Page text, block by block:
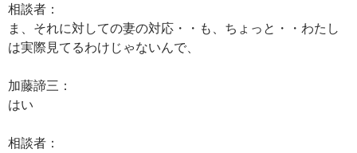
相談者：
ま、それに対しての妻の対応・・も、ちょっと・・わたし
は実際見てるわけじゃないんで、
加藤諦三：
はい
相談者：